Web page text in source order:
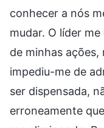
conhecer a nós
mudar. O líder
de minhas
impediu-me de
ser dispensada,
erroneamente